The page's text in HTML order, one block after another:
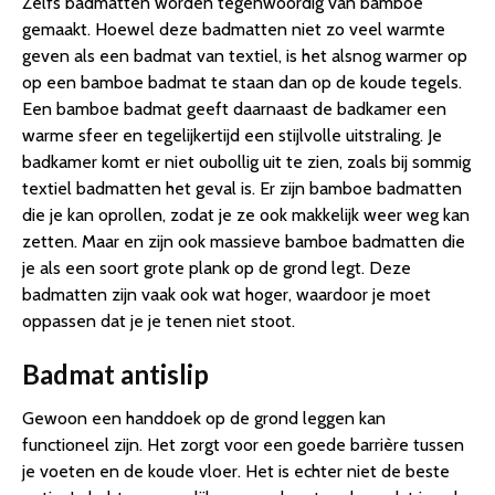
gemaakt. Hoewel deze badmatten niet zo veel warmte
geven als een badmat van textiel, is het alsnog warmer op
op een bamboe badmat te staan dan op de koude tegels.
Een bamboe badmat geeft daarnaast de badkamer een
warme sfeer en tegelijkertijd een stijlvolle uitstraling. Je
badkamer komt er niet oubollig uit te zien, zoals bij sommig
textiel badmatten het geval is. Er zijn bamboe badmatten
die je kan oprollen, zodat je ze ook makkelijk weer weg kan
zetten. Maar en zijn ook massieve bamboe badmatten die
je als een soort grote plank op de grond legt. Deze
badmatten zijn vaak ook wat hoger, waardoor je moet
oppassen dat je je tenen niet stoot.
Badmat antislip
Gewoon een handdoek op de grond leggen kan
functioneel zijn. Het zorgt voor een goede barrière tussen
je voeten en de koude vloer. Het is echter niet de beste